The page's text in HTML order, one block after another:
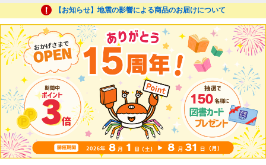
【お知らせ】地震の影響による商品のお届けについて